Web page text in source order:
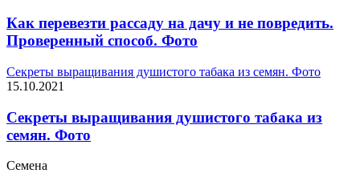
Как перевезти рассаду на дачу и не повредить.
Проверенный способ. Фото
Секреты выращивания душистого табака из семян. Фото
15.10.2021
Секреты выращивания душистого табака из
семян. Фото
Семена